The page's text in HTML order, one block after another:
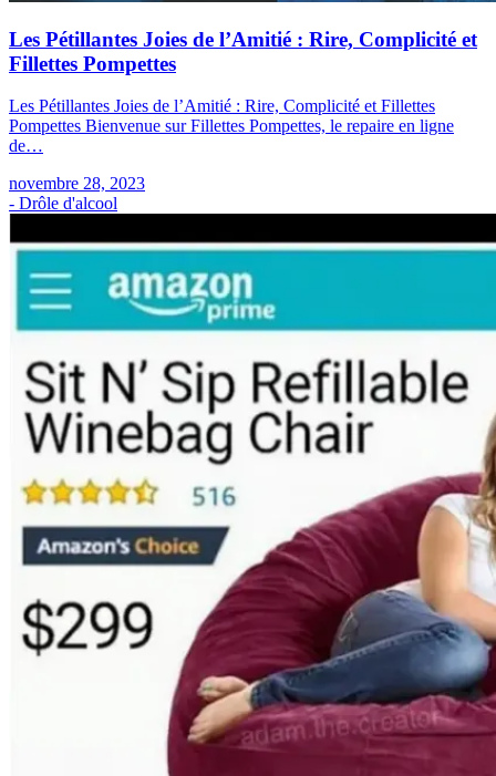
Les Pétillantes Joies de l’Amitié : Rire, Complicité et
Fillettes Pompettes
Les Pétillantes Joies de l’Amitié : Rire, Complicité et Fillettes
Pompettes Bienvenue sur Fillettes Pompettes, le repaire en ligne
de…
novembre 28, 2023
- Drôle d'alcool